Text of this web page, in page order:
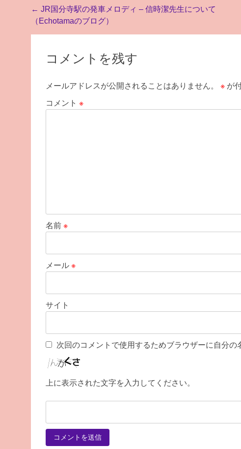
投
稿
← JR国分寺駅の発車メロディ – 信時潔先生について
（Echotamaのブログ）
コメントを残す
メールアドレスが公開されることはありません。 ※ が
コメント ※
名前 ※
メール ※
サイト
次回のコメントで使用するためブラウザーに自分の
上に表示された文字を入力してください。